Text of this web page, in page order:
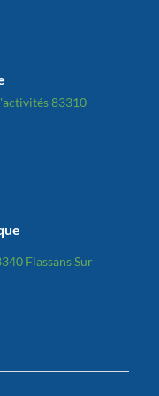
83310
Flassans Sur